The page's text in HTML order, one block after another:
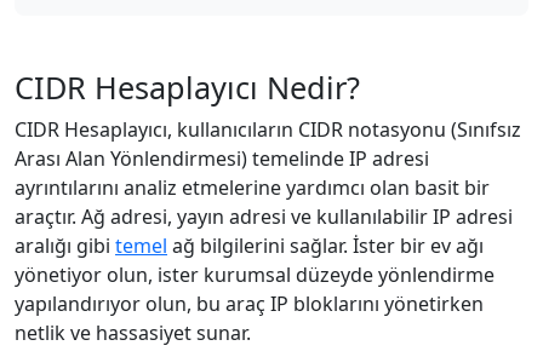
CIDR Hesaplayıcı Nedir?
CIDR Hesaplayıcı, kullanıcıların CIDR notasyonu (Sınıfsız
Arası Alan Yönlendirmesi) temelinde IP adresi
ayrıntılarını analiz etmelerine yardımcı olan basit bir
araçtır. Ağ adresi, yayın adresi ve kullanılabilir IP adresi
aralığı gibi temel ağ bilgilerini sağlar. İster bir ev ağı
yönetiyor olun, ister kurumsal düzeyde yönlendirme
yapılandırıyor olun, bu araç IP bloklarını yönetirken
netlik ve hassasiyet sunar.